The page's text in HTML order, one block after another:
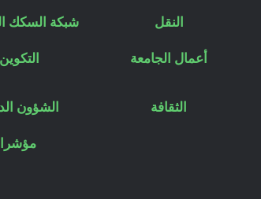
النقل شبكة السكك
أعمال الجامعة التكوين
الثقافة الشؤون